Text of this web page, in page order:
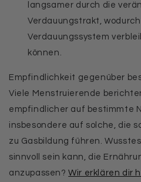
langsamer durch die
Verdauungstrakt,
Verdauungssystem
können.
Empfindlichkeit gegenüber
Viele Menstruierende
empfindlicher auf bestimmte
insbesondere auf solche, die
zu Gasbildung führen.
sinnvoll sein kann, die
anzupassen?Wir erklären dir